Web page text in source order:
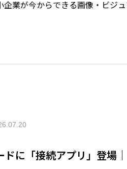
企業が今からできる画像・ビジュ
ドに「接続アプリ」登場